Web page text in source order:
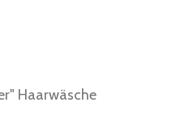
Haarwäsche